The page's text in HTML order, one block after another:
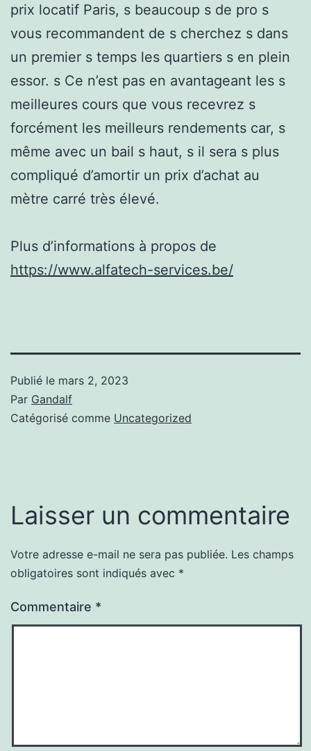
prix locatif Paris, s beaucoup s de pro s
vous recommandent de s cherchez s dans
un premier s temps les quartiers s en plein
essor. s Ce n’est pas en avantageant les s
meilleures cours que vous recevrez s
forcément les meilleurs rendements car, s
même avec un bail s haut, s il sera s plus
compliqué d’amortir un prix d’achat au
mètre carré très élevé.
Plus d’informations à propos de
https://www.alfatech-services.be/
Publié le mars 2, 2023
Par Gandalf
Catégorisé comme Uncategorized
Laisser un commentaire
Votre adresse e-mail ne sera pas publiée. Les champs
obligatoires sont indiqués avec *
Commentaire *